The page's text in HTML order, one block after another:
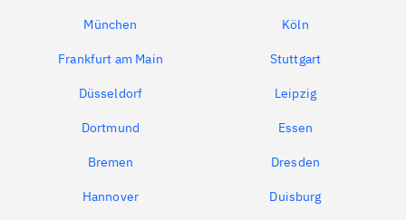
München Köln
Frankfurt am Main Stuttgart
Düsseldorf Leipzig
Dortmund Essen
Bremen Dresden
Hannover Duisburg